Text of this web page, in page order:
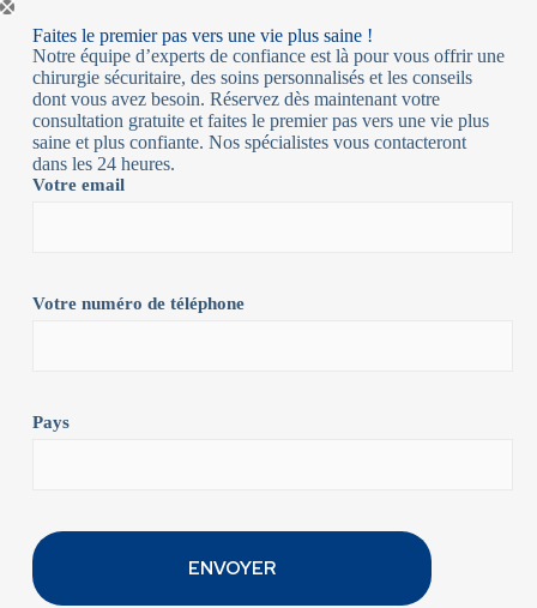
Faites le premier pas vers une vie plus saine !
Notre équipe d’experts de confiance est là pour vous offrir une
chirurgie sécuritaire, des soins personnalisés et les conseils
dont vous avez besoin. Réservez dès maintenant votre
consultation gratuite et faites le premier pas vers une vie plus
saine et plus confiante. Nos spécialistes vous contacteront
dans les 24 heures.
Votre email
Votre numéro de téléphone
Pays